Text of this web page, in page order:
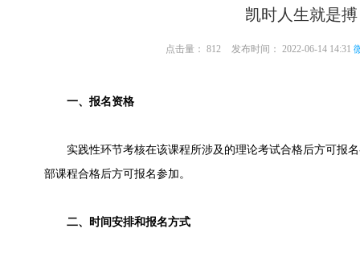
凯时人生就是搏
点击量： 812 发布时间： 2022-06-14 14:31
一、报名资格
实践性环节考核在该课程所涉及的理论考试合格后方可报名
部课程合格后方可报名参加。
二、时间安排和报名方式